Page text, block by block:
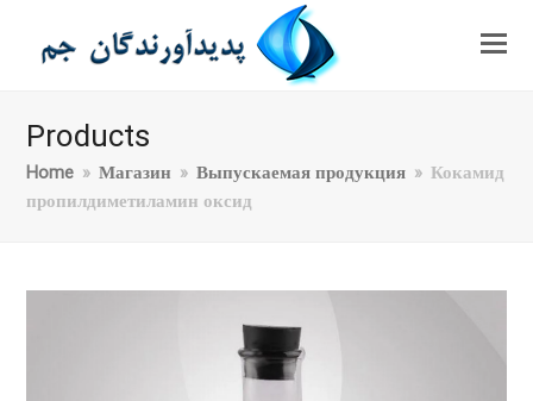
Products
Home » Магазин » Выпускаемая продукция » Кокамид
пропилдиметиламин оксид